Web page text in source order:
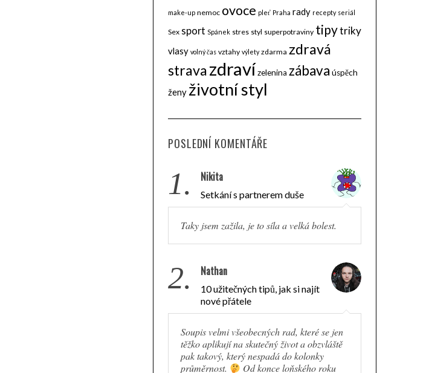
make-up nemoc ovoce pleť Praha rady recepty seriál
Sex sport Spánek stres styl superpotraviny tipytriky
vlasy volný čas vztahy výlety zdarma zdravá
stravazdravízelenina zábava úspěch
ženy životní styl
POSLEDNÍ KOMENTÁŘE
1. Nikita
Setkání s partnerem duše
Taky jsem zažila, je to síla a velká bolest.
2. Nathan
10 užitečných tipů, jak si najít
nové přátele
Soupis velmi všeobecných rad, které se jen
těžko aplikují na skutečný život a obzvláště
pak takový, který nespadá do kolonky
průměrnost.
Od konce loňského roku